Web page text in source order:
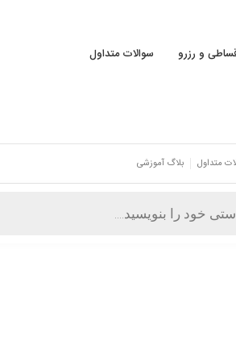
و رزرو سوالات متداول
متداول بلاگ آموزشی